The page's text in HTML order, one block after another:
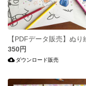
350円
ダウンロード販売